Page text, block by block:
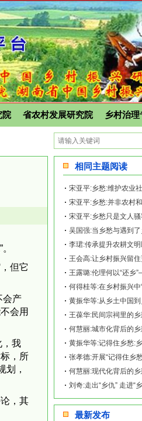
院 省农村发展研究院 乡村治
但它
会产
会用
，我
，所
，
，其
相同主题阅读
宋亚平:乡愁:维护农业
宋亚平:乡愁:并非农村
宋亚平:乡愁只是文人
吴国强:当乡愁与遇到
李珺:传承提升农耕文
王会高:让乡村振兴留住
王葆华:民间宗祠里的乡
何慧丽:城市化背后的
黄振华等:记得住乡愁:
何慧丽:现代化背后的
刘奇:走出“乡仇” 走进“
最新发布